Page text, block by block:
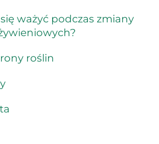
ważyć podczas zmiany
roślin